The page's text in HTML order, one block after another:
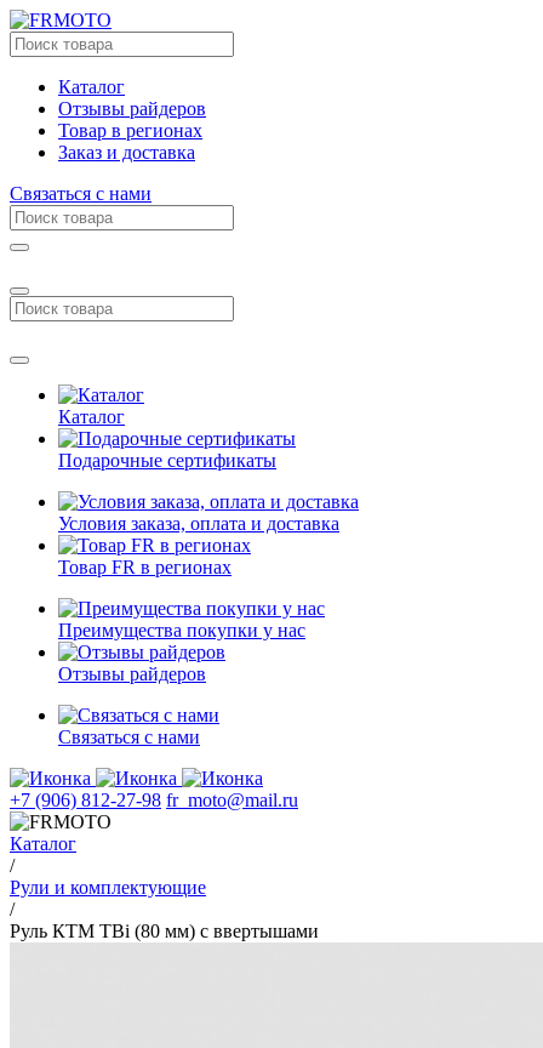
Каталог
Отзывы райдеров
Товар в регионах
Заказ и доставка
Связаться с нами
Каталог
Подарочные сертификаты
Условия заказа, оплата и доставка
Товар FR в регионах
Преимущества покупки у нас
Отзывы райдеров
Связаться с нами
+7 (906) 812-27-98 fr_moto@mail.ru
Каталог
/
Рули и комплектующие
/
Руль КTM TBi (80 мм) с ввертышами